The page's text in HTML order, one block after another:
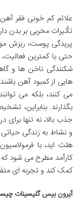
علائم کم خونی فقر
تأثیرات مخربی بر
پریدگی پوست، ریزش
حتی با کمترین
شکنندگی ناخن ها و
هایی از کمبود آهن
می کنند، بلکه می
بگذارند. بنابراین،
جذب بالا، نه تنها برای
و نشاط به زندگی
هلث اید، با
کارآمد مطرح می شود
کمک کند و تجربه ای
آیرون بیس گلیسینات